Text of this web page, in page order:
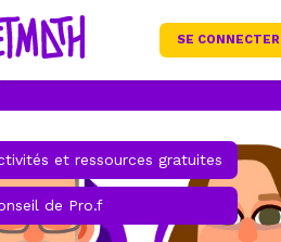
SE CONNECTER
et ressources gratuites
de Pro.f